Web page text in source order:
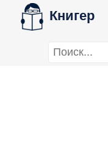
Книгер